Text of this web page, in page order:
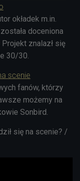
okładek m.in.
doceniona
znalazł się
30/30.
scenie
fanów, którzy
możemy na
Sonbird.
się na scenie? /